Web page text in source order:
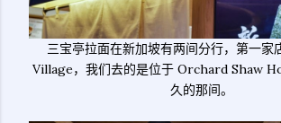
三宝亭拉面在新加坡有两间分行，第一家
Village，我们去的是位于 Orchard Shaw
久的那间。